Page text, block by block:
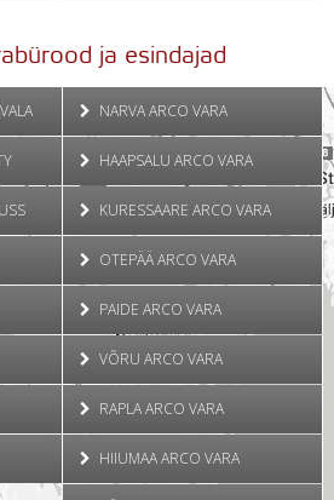
ja esindajad
NARVA ARCO VARA
HAAPSALU ARCO VARA
KURESSAARE ARCO VARA
OTEPÄÄ ARCO VARA
PAIDE ARCO VARA
VÕRU ARCO VARA
RAPLA ARCO VARA
HIIUMAA ARCO VARA